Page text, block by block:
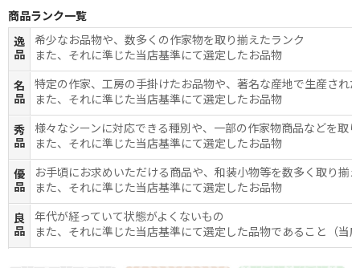
商品ランク一覧
逸
品
希少なお品物や、数多くの作家物を取り揃えたランク
また、それに準じた当店基準にて選定したお品物
名
品
特定の作家、工房の手掛けたお品物や、著名な産地で生産され
また、それに準じた当店基準にて選定したお品物
秀
品
様々なシーンに対応できる種別や、一部の作家物商品などを取
また、それに準じた当店基準にて選定したお品物
優
品
お手頃にお求めいただける商品や、和装小物等を数多く取り揃
また、それに準じた当店基準にて選定したお品物
良
品
年代が経っていて状態がよくないもの
また、それに準じた当店基準にて選定した品物であること（当